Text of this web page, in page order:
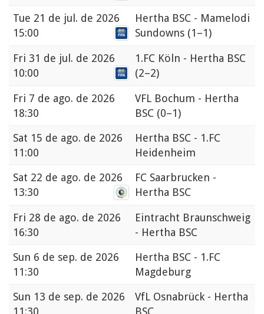
Tue 21 de jul. de 2026
15:00
Hertha BSC - Mamelodi
Sundowns (1–1)
Fri 31 de jul. de 2026
10:00
1.FC Köln - Hertha BSC
(2–2)
Fri 7 de ago. de 2026
18:30
VFL Bochum - Hertha
BSC (0–1)
Sat 15 de ago. de 2026
11:00
Hertha BSC - 1.FC
Heidenheim
Sat 22 de ago. de 2026
13:30
FC Saarbrucken -
Hertha BSC
Fri 28 de ago. de 2026
16:30
Eintracht Braunschweig
- Hertha BSC
Sun 6 de sep. de 2026
11:30
Hertha BSC - 1.FC
Magdeburg
Sun 13 de sep. de 2026
11:30
VfL Osnabrück - Hertha
BSC